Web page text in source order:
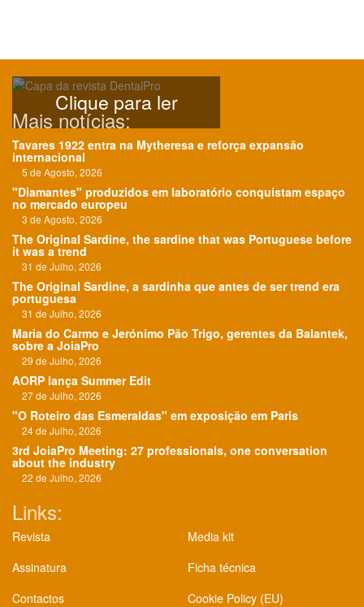
Clique para ler
Mais notícias:
Tavares 1922 entra na Mytheresa e reforça expansão
internacional
5 de Agosto, 2026
"Diamantes" produzidos em laboratório conquistam espaço
no mercado europeu
3 de Agosto, 2026
The Original Sardine, the sardine that was Portuguese before
it was a trend
31 de Julho, 2026
The Original Sardine, a sardinha que antes de ser trend era
portuguesa
31 de Julho, 2026
Maria do Carmo e Jerónimo Pão Trigo, gerentes da Balantek,
sobre a JoiaPro
29 de Julho, 2026
AORP lança Summer Edit
27 de Julho, 2026
"O Roteiro das Esmeraldas" em exposição em Paris
24 de Julho, 2026
3rd JoiaPro Meeting: 27 professionals, one conversation
about the industry
22 de Julho, 2026
Links:
Revista
Assinatura
Contactos
Media kit
Ficha técnica
Cookie Policy (EU)